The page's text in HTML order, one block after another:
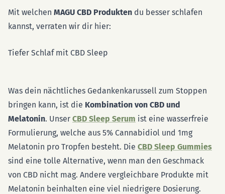
Mit welchen MAGU CBD Produkten du besser schlafen
kannst, verraten wir dir hier:
Tiefer Schlaf mit CBD Sleep
Was dein nächtliches Gedankenkarussell zum Stoppen
bringen kann, ist die Kombination von CBD und
Melatonin. Unser CBD Sleep Serum ist eine wasserfreie
Formulierung, welche aus 5% Cannabidiol und 1mg
Melatonin pro Tropfen besteht. Die CBD Sleep Gummies
sind eine tolle Alternative, wenn man den Geschmack
von CBD nicht mag. Andere vergleichbare Produkte mit
Melatonin beinhalten eine viel niedrigere Dosierung.